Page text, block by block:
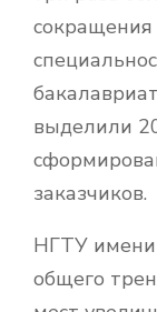
сокращения
выделили
заказчиков.
НГТУ имени
общего